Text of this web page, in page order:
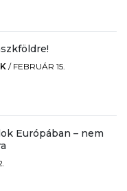
/ FEBRUÁR 15.
Európában – nem